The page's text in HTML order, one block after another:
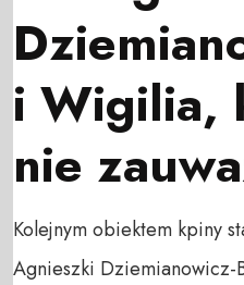
i Wigilia,
nie
Kolejnym obiektem kpiny
Agnieszki